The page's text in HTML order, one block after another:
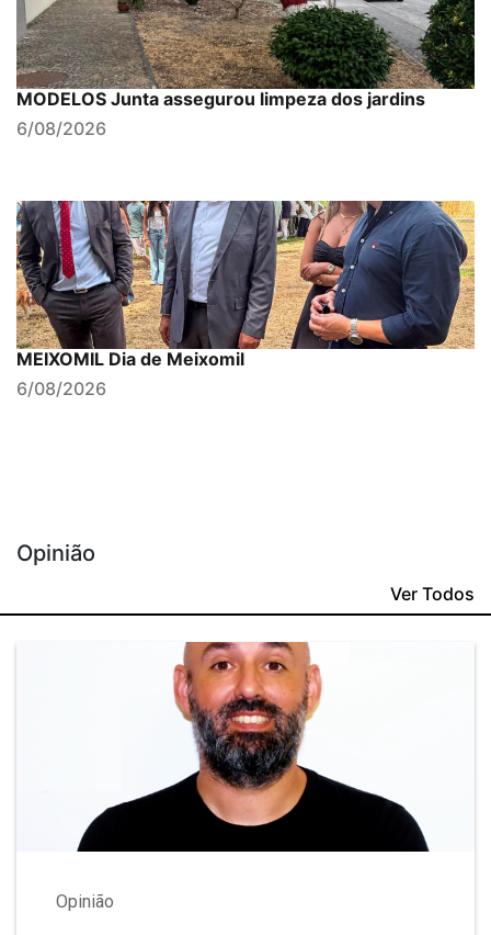
MODELOS Junta assegurou limpeza dos jardins
6/08/2026
MEIXOMIL Dia de Meixomil
6/08/2026
Opinião
Ver Todos
Opinião